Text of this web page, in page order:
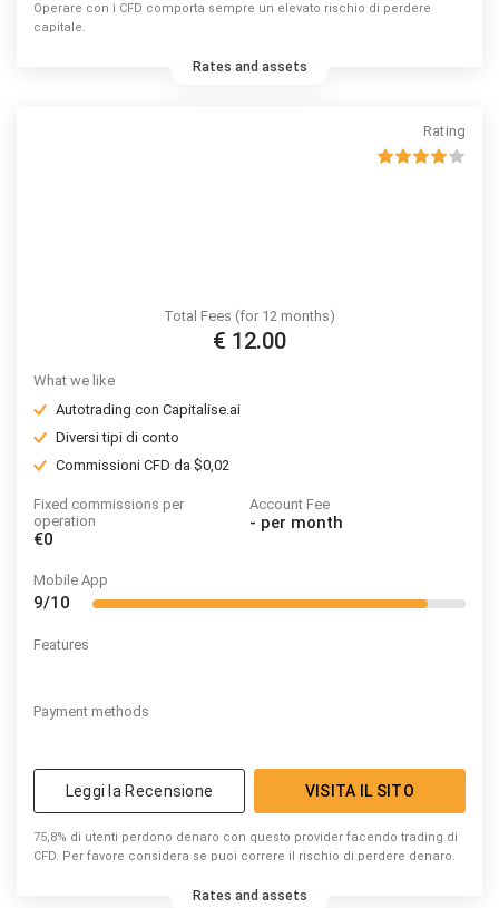
Operare con i CFD comporta sempre un elevato rischio di perdere
capitale.
Rates and assets
Rating
Total Fees (for 12 months)
€ 12.00
What we like
Autotrading con Capitalise.ai
Diversi tipi di conto
Commissioni CFD da $0,02
Fixed commissions per
operation
€0
Account Fee
- per month
Mobile App
9/10
Features
Payment methods
Leggi la Recensione VISITA IL SITO
75,8% di utenti perdono denaro con questo provider facendo trading di
CFD. Per favore considera se puoi correre il rischio di perdere denaro.
Rates and assets